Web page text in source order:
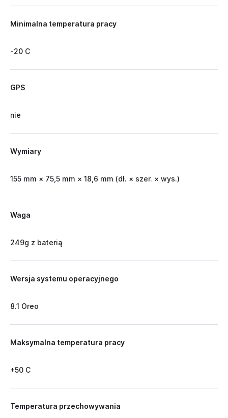
Minimalna temperatura pracy
-20 C
GPS
nie
Wymiary
155 mm × 75,5 mm × 18,6 mm (dł. × szer. × wys.)
Waga
249g z baterią
Wersja systemu operacyjnego
8.1 Oreo
Maksymalna temperatura pracy
+50 C
Temperatura przechowywania